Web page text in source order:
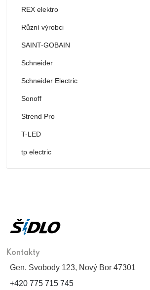
REX elektro
Různí výrobci
SAINT-GOBAIN
Schneider
Schneider Electric
Sonoff
Strend Pro
T-LED
tp electric
Kontakty
Gen. Svobody 123, Nový Bor 47301
+420 775 715 745